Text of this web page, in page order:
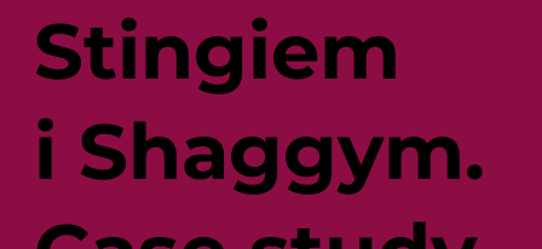
Stingiem
i Shaggym.